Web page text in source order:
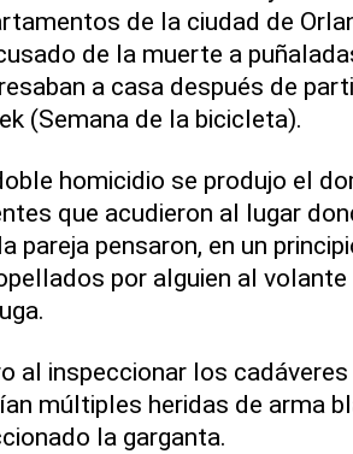
de la ciudad de
de la muerte a
a casa después de
(Semana de la bicicleta).
homicidio se produjo el
que acudieron al lugar
pareja pensaron, en un
por alguien al
al inspeccionar los
múltiples heridas de arma
la garganta.